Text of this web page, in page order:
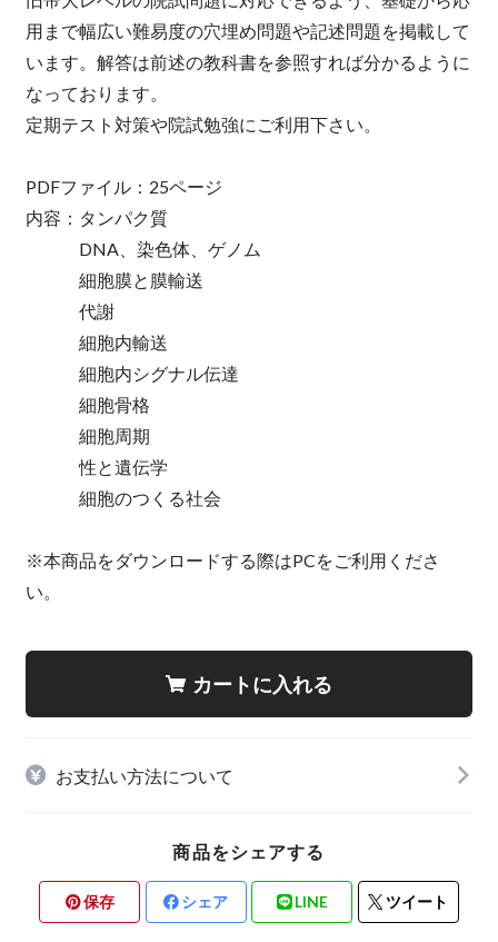
用まで幅広い難易度の穴埋め問題や記述問題を掲載して
います。解答は前述の教科書を参照すれば分かるように
なっております。
定期テスト対策や院試勉強にご利用下さい。
PDFファイル：25ページ
内容：タンパク質
DNA、染色体、ゲノム
細胞膜と膜輸送
代謝
細胞内輸送
細胞内シグナル伝達
細胞骨格
細胞周期
性と遺伝学
細胞のつくる社会
※本商品をダウンロードする際はPCをご利用くださ
い。
カートに入れる
お支払い方法について
商品をシェアする
保存 シェア LINE ツイート